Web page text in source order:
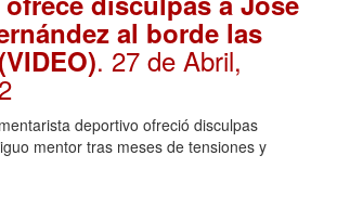
al borde las
. 27 de Abril,
deportivo ofreció disculpas
mentor tras meses de tensiones y